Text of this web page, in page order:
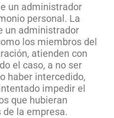
un administrador
personal. La
un administrador
los miembros del
atienden con
el caso, a no ser
haber intercedido,
impedir el
que hubieran
la empresa.